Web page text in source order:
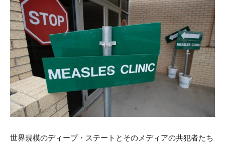
世界規模のディープ・ステートとそのメディアの共犯者たち